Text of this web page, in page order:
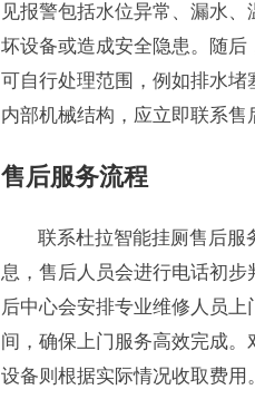
见报警包括水位异常、漏水
坏设备或造成安全隐患。随
可自行处理范围，例如排水
内部机械结构，应立即联系售
售后服务流程
联系杜拉智能挂厕售后服
息，售后人员会进行电话初
后中心会安排专业维修人员
间，确保上门服务高效完成
设备则根据实际情况收取费用。